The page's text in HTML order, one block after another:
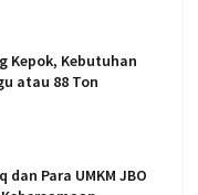
Kepok, Kebutuhan
atau 88 Ton
dan Para UMKM JBO